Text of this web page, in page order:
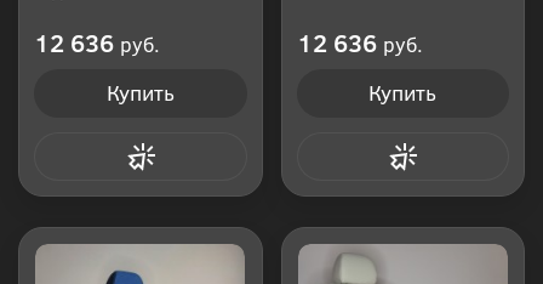
12 636 руб.
Купить
12 636 руб.
Купить